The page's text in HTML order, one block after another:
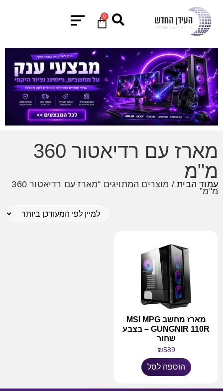
0
מארז עם רדיאטור 360
מ"מ
עמוד הבית / מוצרים המתויגים “מארז עם רדיאטור 360
מ"מ”
מארז מחשב MSI MPG
GUNGNIR 110R – בצבע
שחור
₪589
הוספה לסל